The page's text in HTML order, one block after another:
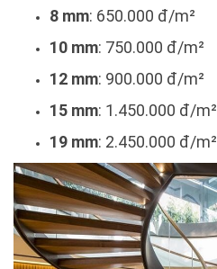
8 mm: 650.000 đ/m²
10 mm: 750.000 đ/m²
12 mm: 900.000 đ/m²
15 mm: 1.450.000 đ/m²
19 mm: 2.450.000 đ/m²